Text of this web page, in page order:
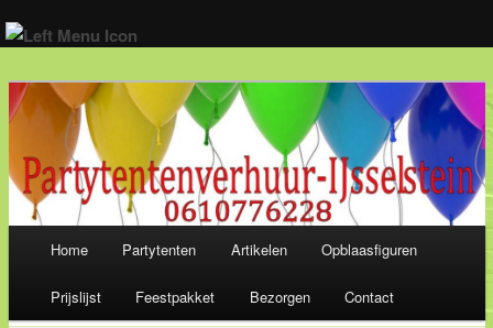
Wij verhuren alles voor een geslaagd feest! 06-10 77 62 28
Skip
to
Home Partytenten Artikelen Opblaasfiguren
Prijslijst Feestpakket Bezorgen Contact